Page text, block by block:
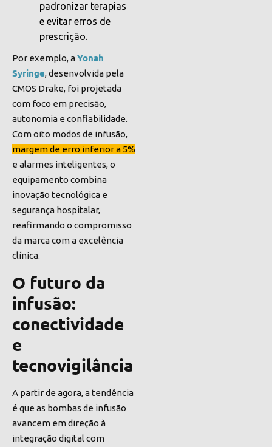
padronizar terapias
e evitar erros de
prescrição.
Por exemplo, aYonah
Syringe, desenvolvida pela
CMOS Drake, foi projetada
com foco em precisão,
autonomia e confiabilidade.
Com oito modos de infusão,
margem de erro inferior a 5%
e alarmes inteligentes, o
equipamento combina
inovação tecnológica e
segurança hospitalar,
reafirmando o compromisso
da marca com a excelência
clínica.
O futuro da
infusão:
conectividade
e
tecnovigilância
A partir de agora, a tendência
é que as bombas de infusão
avancem em direção à
integração digital com